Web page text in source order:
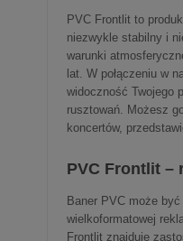
PVC Frontlit to
niezwykle stabilny i
warunki
lat. W połączeniu w
widoczność Twojego
rusztowań. Możesz
koncertów,
PVC Frontlit –
Baner PVC może
wielkoformatowej
Frontlit znajduje